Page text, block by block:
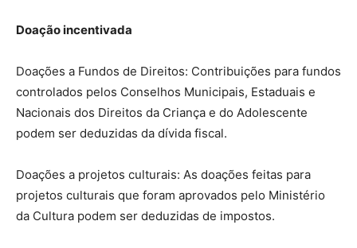
Doação incentivada
Doações a Fundos de Direitos: Contribuições para fundos
controlados pelos Conselhos Municipais, Estaduais e
Nacionais dos Direitos da Criança e do Adolescente
podem ser deduzidas da dívida fiscal.
Doações a projetos culturais: As doações feitas para
projetos culturais que foram aprovados pelo Ministério
da Cultura podem ser deduzidas de impostos.